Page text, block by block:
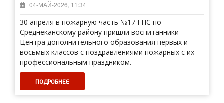
04-МАЙ-2026, 11:34
30 апреля в пожарную часть №17 ГПС по
Среднеканскому району пришли воспитанники
Центра дополнительного образования первых и
восьмых классов с поздравлениями пожарных с их
профессиональным праздником.
ПОДРОБНЕЕ